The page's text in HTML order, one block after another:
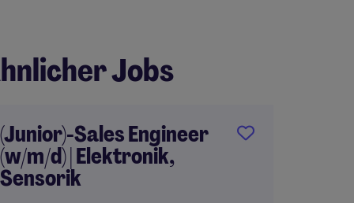
Jobs
(Junior)-Sales Engineer
(w/m/d) | Elektronik,
Sensorik